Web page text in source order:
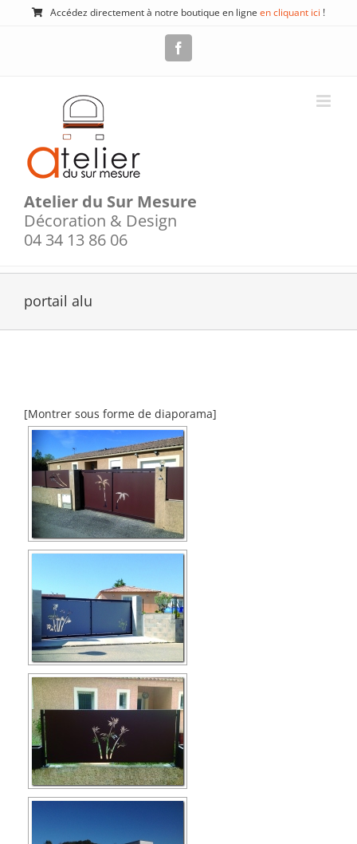
Passer
Accédez directement à notre boutique en ligne en cliquant ici !
Atelier du Sur Mesure
Décoration & Design
04 34 13 86 06
portail alu
[Montrer sous forme de diaporama]